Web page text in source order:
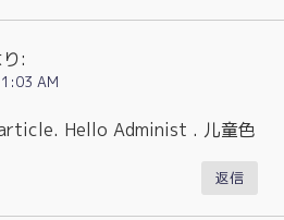
:
AM
Hello Administ . 儿童色
返信